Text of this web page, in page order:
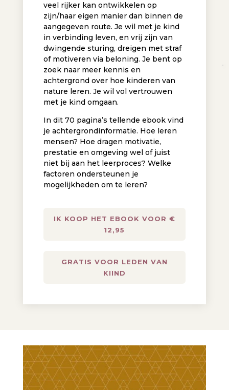
veel rijker kan ontwikkelen op
zijn/haar eigen manier dan binnen de
aangegeven route. Je wil met je kind
in verbinding leven, en vrij zijn van
dwingende sturing, dreigen met straf
of motiveren via beloning. Je bent op
zoek naar meer kennis en
achtergrond over hoe kinderen van
nature leren. Je wil vol vertrouwen
met je kind omgaan.
In dit 70 pagina’s tellende ebook vind
je achtergrondinformatie. Hoe leren
mensen? Hoe dragen motivatie,
prestatie en omgeving wel of juist
niet bij aan het leerproces? Welke
factoren ondersteunen je
mogelijkheden om te leren?
IK KOOP HET EBOOK VOOR €
12,95
GRATIS VOOR LEDEN VAN
KIIND